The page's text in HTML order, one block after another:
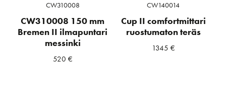
CW310008
CW310008 150 mm
Bremen II ilmapuntari
messinki
520 €
CW140014
Cup II comfortmittari
ruostumaton teräs
1345 €